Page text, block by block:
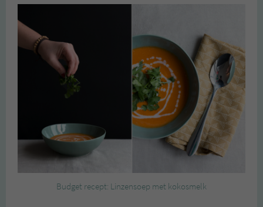
Budget recept: Linzensoep met kokosmelk